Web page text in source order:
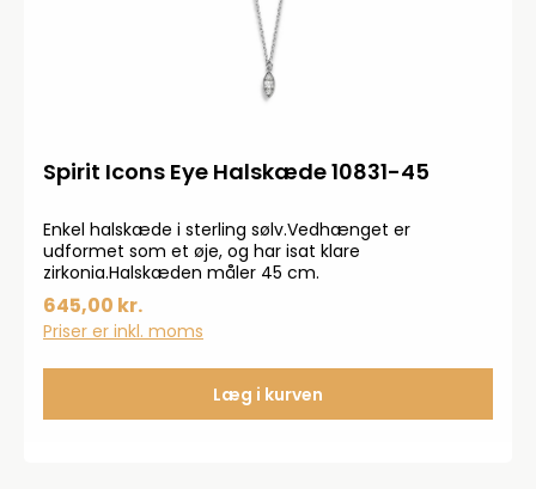
Spirit Icons Eye Halskæde 10831-45
Enkel halskæde i sterling sølv.Vedhænget er
udformet som et øje, og har isat klare
zirkonia.Halskæden måler 45 cm.
645,00 kr.
Priser er inkl. moms
Læg i kurven